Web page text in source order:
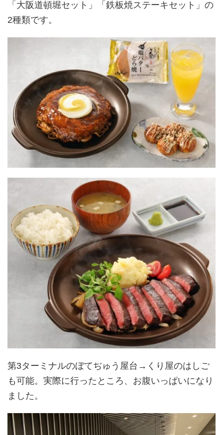
「大阪道頓堀セット」「鉄板焼ステーキセット」の
2種類です。
第3ターミナルのぼてぢゅう屋台→くり屋のはしご
も可能。実際に行ったところ、お腹いっぱいになり
ました。